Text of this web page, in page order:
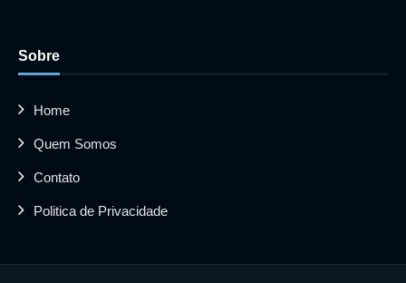
Sobre
Home
Quem Somos
Contato
Politica de Privacidade